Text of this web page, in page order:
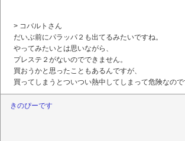
> コバルトさん
だいぶ前にパラッパ２も出てるみたいですね。
やってみたいとは思いながら、
プレステ２がないのでできません。
買おうかと思ったこともあるんですが、
買ってしまうとついつい熱中してしまって危険なので
きのぴーです